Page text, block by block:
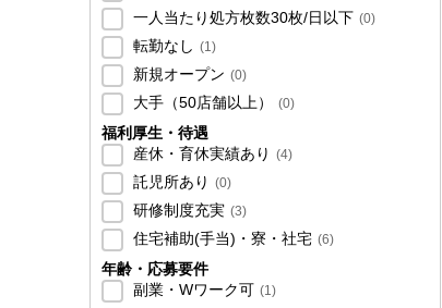
一人当たり処方枚数30枚/日以下 (0)
転勤なし (1)
新規オープン (0)
大手（50店舗以上） (0)
福利厚生・待遇
産休・育休実績あり (4)
託児所あり (0)
研修制度充実 (3)
住宅補助(手当)・寮・社宅 (6)
年齢・応募要件
副業・Wワーク可 (1)